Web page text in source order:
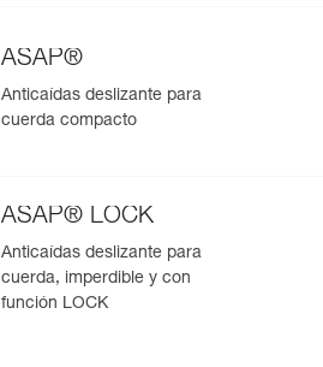
ASAP®
Anticaídas deslizante para
cuerda compacto
ASAP® LOCK
Anticaídas deslizante para
cuerda, imperdible y con
función LOCK